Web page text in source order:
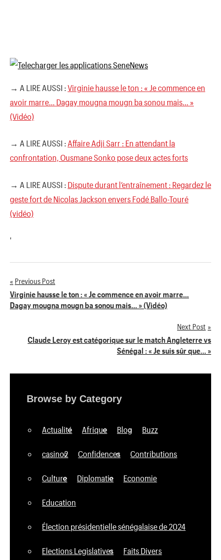
→ A LIRE AUSSI : Virginie hausse le ton : « Je commence en
avoir marre… Dagay mougna mougn ba sonou mais… »
(Vidéo)
→ A LIRE AUSSI : Affaire Adji Sarr : En attendant la
confrontation, Ousmane Sonko pose deux actes forts
→ A LIRE AUSSI : Dispute durant l’entraînement : Regardez le
geste fort de Nicolas Jackson envers Fodé Ballo-Touré
(vidéo)
'
Navigation
de
Previous Post
Virginie hausse le ton : « Je commence en avoir marre…
Dagay mougna mougn ba sonou mais… » (Vidéo)
Next Post
Claude Leroy est catégorique sur le match Angleterre vs
Sénégal : « Je suis sûr que… »
Browse by Category
Actualité Afrique Blog Buzz
casino2 Confidences Contributions
Culture Diplomatie Economie
Education
Élection présidentielle sénégalaise de 2024
Elections Legislatives Faits Divers